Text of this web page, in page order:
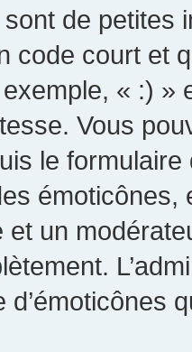
de petites
code court et
« :) »
Vous
le
et un
d’émoticônes